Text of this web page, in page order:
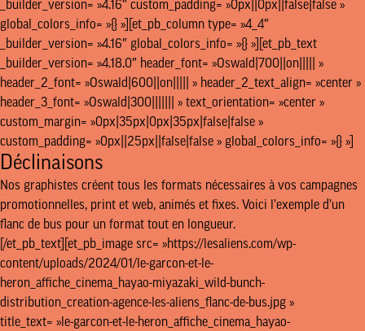
_builder_version= »4.16″ custom_padding= »0px||0px||false|false »
global_colors_info= »{} »][et_pb_column type= »4_4″
_builder_version= »4.16″ global_colors_info= »{} »][et_pb_text
_builder_version= »4.18.0″ header_font= »Oswald|700||on||||| »
header_2_font= »Oswald|600||on||||| » header_2_text_align= »center »
header_3_font= »Oswald|300||||||| » text_orientation= »center »
custom_margin= »0px|35px|0px|35px|false|false »
custom_padding= »0px||25px||false|false » global_colors_info= »{} »]
Déclinaisons
Nos graphistes créent tous les formats nécessaires à vos campagnes
promotionnelles, print et web, animés et fixes. Voici l’exemple d’un
flanc de bus pour un format tout en longueur.
[/et_pb_text][et_pb_image src= »https://lesaliens.com/wp-
content/uploads/2024/01/le-garcon-et-le-
heron_affiche_cinema_hayao-miyazaki_wild-bunch-
distribution_creation-agence-les-aliens_flanc-de-bus.jpg »
title_text= »le-garcon-et-le-heron_affiche_cinema_hayao-